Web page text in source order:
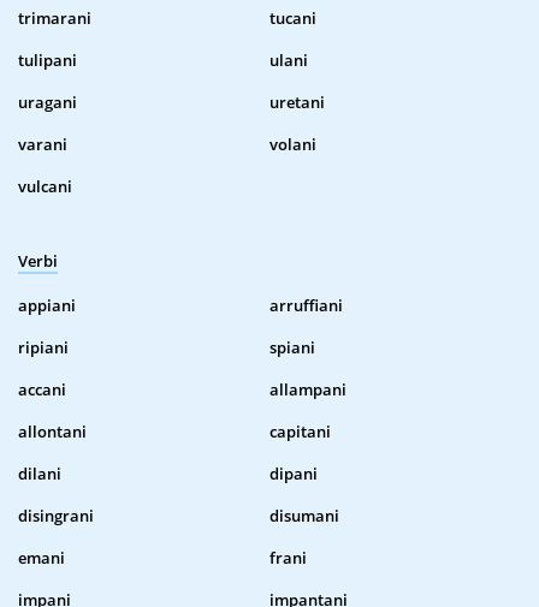
trimarani
tucani
tulipani
ulani
uragani
uretani
varani
volani
vulcani
Verbi
appiani
arruffiani
ripiani
spiani
accani
allampani
allontani
capitani
dilani
dipani
disingrani
disumani
emani
frani
impani
impantani